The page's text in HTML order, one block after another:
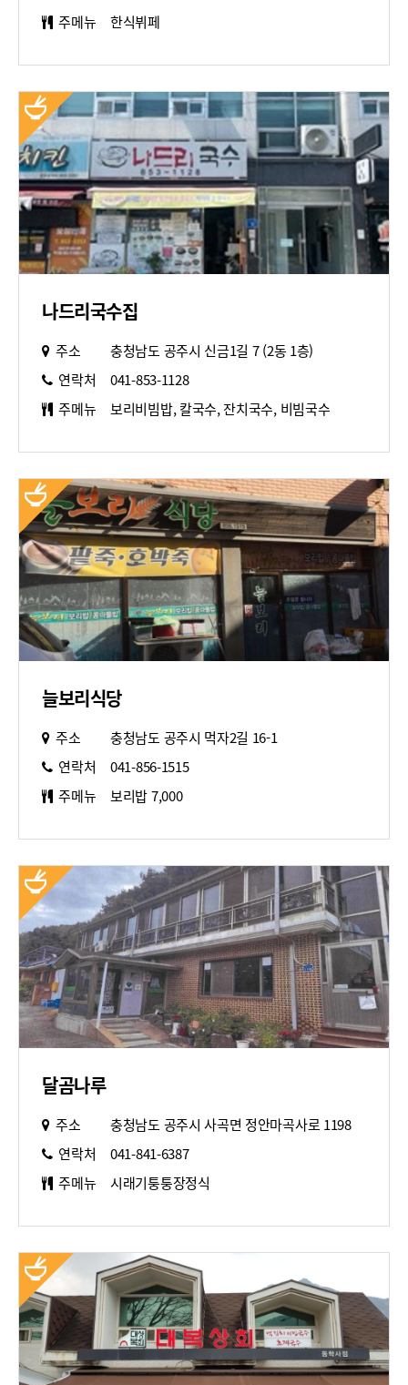
주메뉴
한식뷔페
나드리국수집
주소
충청남도 공주시 신금1길 7 (2동 1층)
연락처
041-853-1128
주메뉴
보리비빔밥, 칼국수, 잔치국수, 비빔국수
늘보리식당
주소
충청남도 공주시 먹자2길 16-1
연락처
041-856-1515
주메뉴
보리밥 7,000
달곰나루
주소
충청남도 공주시 사곡면 정안마곡사로 1198
연락처
041-841-6387
주메뉴
시래기퉁퉁장정식